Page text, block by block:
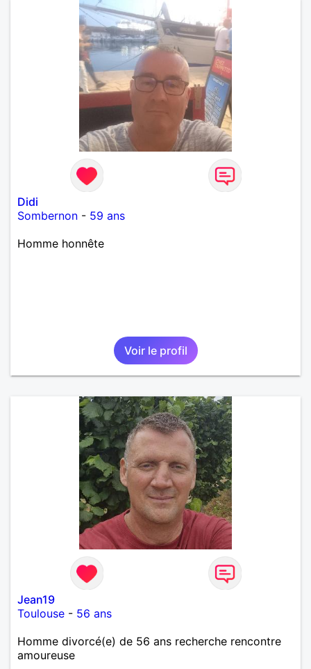
Didi
Sombernon - 59 ans
Homme honnête
Voir le profil
Jean19
Toulouse - 56 ans
Homme divorcé(e) de 56 ans recherche rencontre
amoureuse